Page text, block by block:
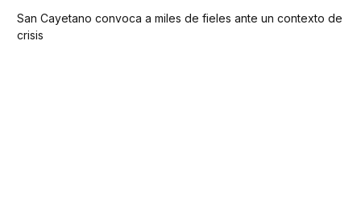
San Cayetano convoca a miles de fieles ante un contexto de
crisis